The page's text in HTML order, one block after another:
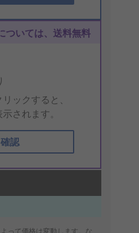
ついては、送料無料
ックすると、
されます。
認
って価格は変動します。な